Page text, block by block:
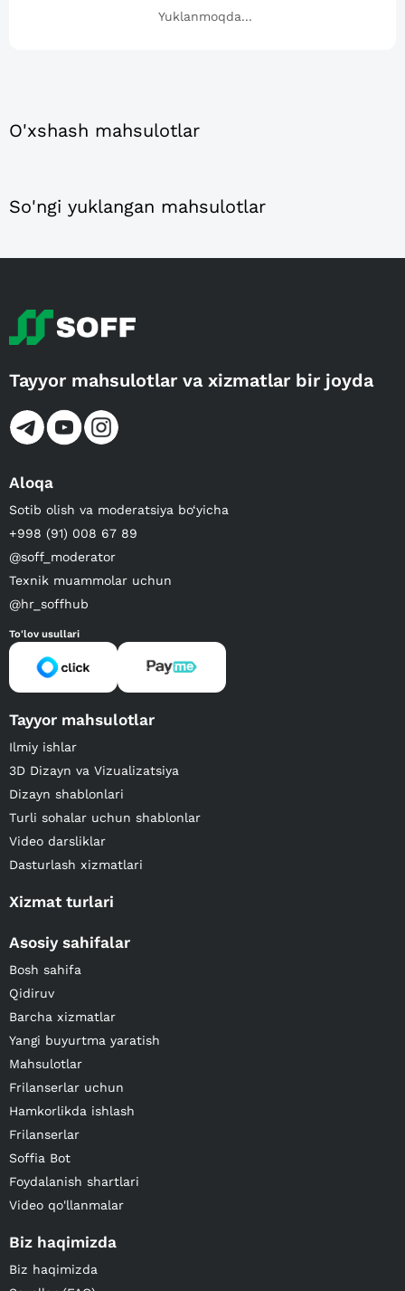
Yuklanmoqda...
O'xshash mahsulotlar
So'ngi yuklangan mahsulotlar
Tayyor mahsulotlar va xizmatlar bir joyda
Aloqa
Sotib olish va moderatsiya bo‘yicha
+998 (91) 008 67 89
@soff_moderator
Texnik muammolar uchun
@hr_soffhub
To'lov usullari
Tayyor mahsulotlar
Ilmiy ishlar
3D Dizayn va Vizualizatsiya
Dizayn shablonlari
Turli sohalar uchun shablonlar
Video darsliklar
Dasturlash xizmatlari
Xizmat turlari
Asosiy sahifalar
Bosh sahifa
Qidiruv
Barcha xizmatlar
Yangi buyurtma yaratish
Mahsulotlar
Frilanserlar uchun
Hamkorlikda ishlash
Frilanserlar
Soffia Bot
Foydalanish shartlari
Video qo'llanmalar
Biz haqimizda
Biz haqimizda